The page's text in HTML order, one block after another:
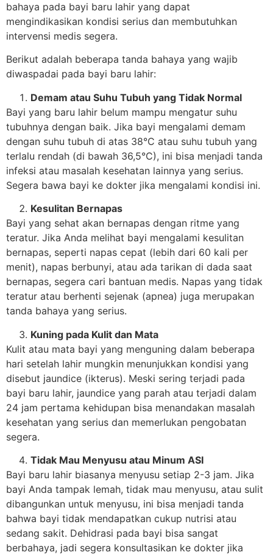
bahaya pada bayi baru lahir yang dapat
mengindikasikan kondisi serius dan membutuhkan
intervensi medis segera.
Berikut adalah beberapa tanda bahaya yang wajib
diwaspadai pada bayi baru lahir:
Demam atau Suhu Tubuh yang Tidak Normal
Bayi yang baru lahir belum mampu mengatur suhu
tubuhnya dengan baik. Jika bayi mengalami demam
dengan suhu tubuh di atas 38°C atau suhu tubuh yang
terlalu rendah (di bawah 36,5°C), ini bisa menjadi tanda
infeksi atau masalah kesehatan lainnya yang serius.
Segera bawa bayi ke dokter jika mengalami kondisi ini.
Kesulitan Bernapas
Bayi yang sehat akan bernapas dengan ritme yang
teratur. Jika Anda melihat bayi mengalami kesulitan
bernapas, seperti napas cepat (lebih dari 60 kali per
menit), napas berbunyi, atau ada tarikan di dada saat
bernapas, segera cari bantuan medis. Napas yang tidak
teratur atau berhenti sejenak (apnea) juga merupakan
tanda bahaya yang serius.
Kuning pada Kulit dan Mata
Kulit atau mata bayi yang menguning dalam beberapa
hari setelah lahir mungkin menunjukkan kondisi yang
disebut jaundice (ikterus). Meski sering terjadi pada
bayi baru lahir, jaundice yang parah atau terjadi dalam
24 jam pertama kehidupan bisa menandakan masalah
kesehatan yang serius dan memerlukan pengobatan
segera.
Tidak Mau Menyusu atau Minum ASI
Bayi baru lahir biasanya menyusu setiap 2-3 jam. Jika
bayi Anda tampak lemah, tidak mau menyusu, atau sulit
dibangunkan untuk menyusu, ini bisa menjadi tanda
bahwa bayi tidak mendapatkan cukup nutrisi atau
sedang sakit. Dehidrasi pada bayi bisa sangat
berbahaya, jadi segera konsultasikan ke dokter jika